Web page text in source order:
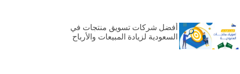
أفضل شركات تسويق منتجات في
السعودية لزيادة المبيعات والأرباح